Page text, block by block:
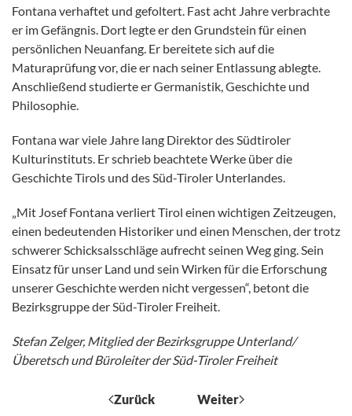
Fontana verhaftet und gefoltert. Fast acht Jahre verbrachte
er im Gefängnis. Dort legte er den Grundstein für einen
persönlichen Neuanfang. Er bereitete sich auf die
Maturaprüfung vor, die er nach seiner Entlassung ablegte.
Anschließend studierte er Germanistik, Geschichte und
Philosophie.
Fontana war viele Jahre lang Direktor des Südtiroler
Kulturinstituts. Er schrieb beachtete Werke über die
Geschichte Tirols und des Süd-Tiroler Unterlandes.
„Mit Josef Fontana verliert Tirol einen wichtigen Zeitzeugen,
einen bedeutenden Historiker und einen Menschen, der trotz
schwerer Schicksalsschläge aufrecht seinen Weg ging. Sein
Einsatz für unser Land und sein Wirken für die Erforschung
unserer Geschichte werden nicht vergessen“, betont die
Bezirksgruppe der Süd-Tiroler Freiheit.
Stefan Zelger, Mitglied der Bezirksgruppe Unterland/
Überetsch und Büroleiter der Süd-Tiroler Freiheit
Zurück Weiter